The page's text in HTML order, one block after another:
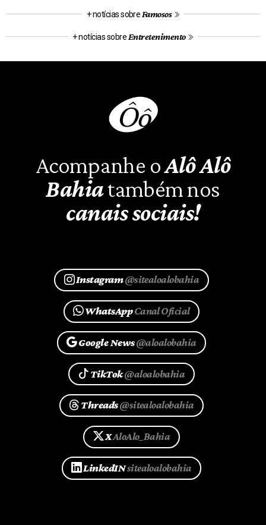
+ notícias sobre Famosos
+ notícias sobre Entretenimento
Acompanhe oAlô Alô
Bahiatambém nos
canais sociais!
Instagram@sitealoalobahia
WhatsAppCanal Oficial
Google News@aloalobahia
TikTok@aloalobahia
Threads@sitealoalobahia
XAloAlo_Bahia
LinkedINsitealoalobahia